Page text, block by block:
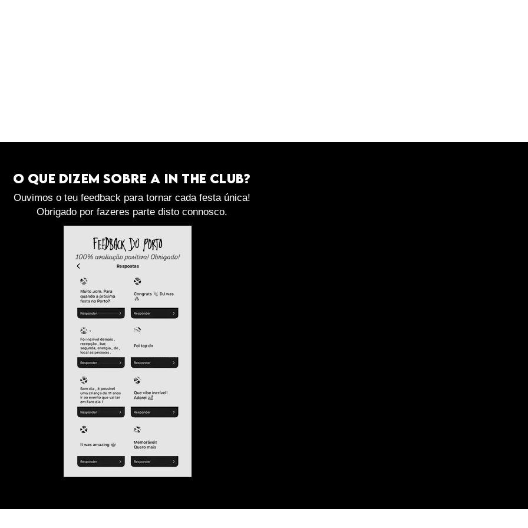
O QUE DIZEM SOBRE a in the club?
Ouvimos o teu feedback para tornar cada festa única!
Obrigado por fazeres parte disto connosco.